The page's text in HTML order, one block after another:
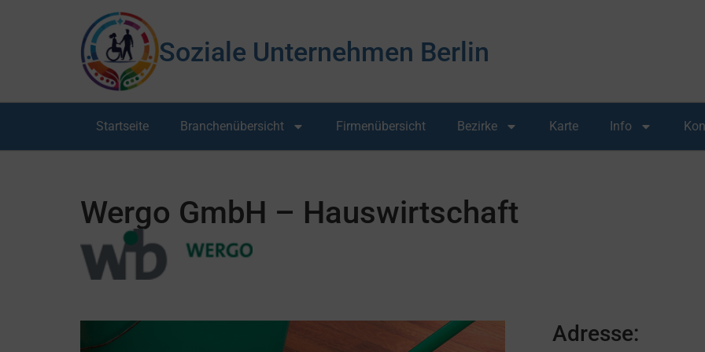
Soziale Unternehmen Berlin
Startseite Branchenübersicht Firmenübersicht Bezirke Karte Info
Wergo GmbH – Hauswirtschaft
Adresse: